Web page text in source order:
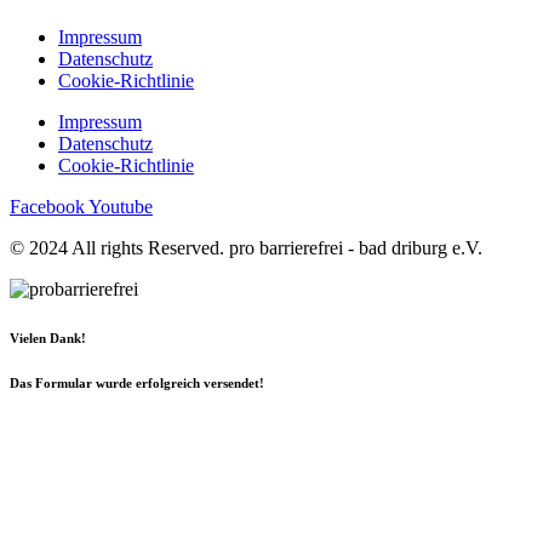
Impressum
Datenschutz
Cookie-Richtlinie
Impressum
Datenschutz
Cookie-Richtlinie
FacebookYoutube
© 2024 All rights Reserved. pro barrierefrei - bad driburg e.V.
Vielen Dank!
Das Formular wurde erfolgreich versendet!